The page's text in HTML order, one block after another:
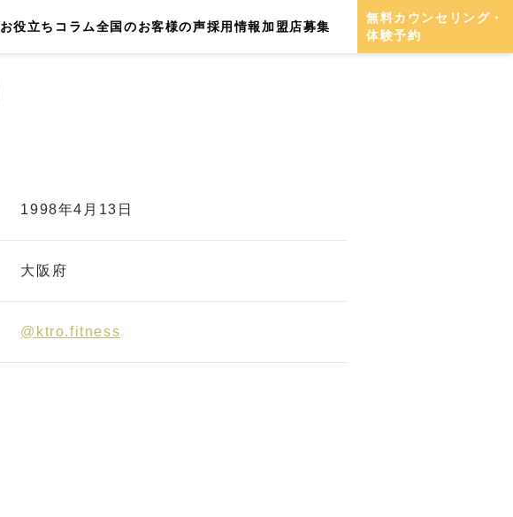
お役立ちコラム全国のお客様の声採用情報 加盟店募集
無料カウンセリング・
体験予約
1998年4月13日
大阪府
@ktro.fitness